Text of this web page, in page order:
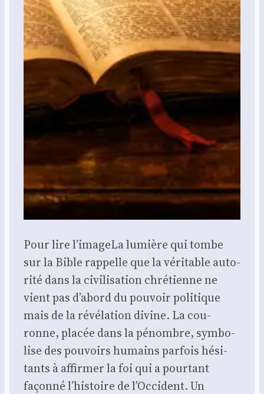
Pour lire l’i­mageLa lumière qui tombe
sur la Bible rap­pelle que la véri­table auto­
ri­té dans la civi­li­sa­tion chré­tienne ne
vient pas d’abord du pou­voir poli­tique
mais de la révé­la­tion divine. La cou­
ronne, pla­cée dans la pénombre, sym­bo­
lise des pou­voirs humains par­fois hési­
tants à affir­mer la foi qui a pour­tant
façon­né l’histoire de l’Occident. Un